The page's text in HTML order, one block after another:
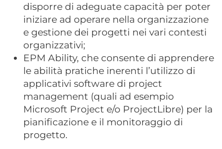
disporre di adeguate capacità per poter
iniziare ad operare nella organizzazione
e gestione dei progetti nei vari contesti
organizzativi;
EPM Ability, che consente di apprendere
le abilità pratiche inerenti l’utilizzo di
applicativi software di project
management (quali ad esempio
Microsoft Project e/o ProjectLibre) per la
pianificazione e il monitoraggio di
progetto.